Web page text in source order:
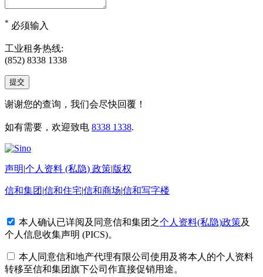
* 必须输入
工业租务热线:
(852) 8338 1338
谢谢您的查询，我们会尽快回覆！
如有需要，欢迎致电 8338 1338.
声明|个人资料 (私隐) 政策|版权
信和集团 |信和住宅|信和商场|信和写字楼
本人确认已详阅及同意信和集团之个人资料(私隐)政策及
个人信息收集声明 (PICS)。
本人同意信和地产代理有限公司使用及将本人的个人资料
转移至信和集团旗下公司作直接促销用途。